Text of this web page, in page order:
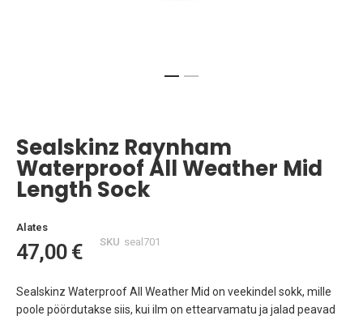
beginning
of
the
images
Sealskinz Raynham
Waterproof All Weather Mid
Length Sock
Alates
47,00 € SKU seal701
Sealskinz Waterproof All Weather Mid on veekindel sokk, mille
poole pöördutakse siis, kui ilm on ettearvamatu ja jalad peavad